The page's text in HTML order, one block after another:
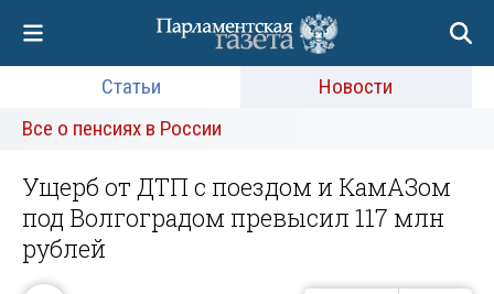
Статьи
Новости
Все о пенсиях в России
Ущерб от ДТП с поездом и КамАЗом
под Волгоградом превысил 117 млн
рублей